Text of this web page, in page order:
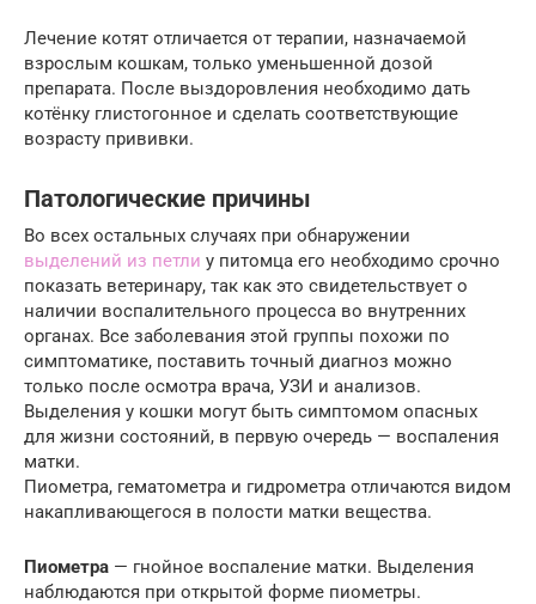
Лечение котят отличается от терапии, назначаемой
взрослым кошкам, только уменьшенной дозой
препарата. После выздоровления необходимо дать
котёнку глистогонное и сделать соответствующие
возрасту прививки.
Патологические причины
Во всех остальных случаях при обнаружении
выделений из петли у питомца его необходимо срочно
показать ветеринару, так как это свидетельствует о
наличии воспалительного процесса во внутренних
органах. Все заболевания этой группы похожи по
симптоматике, поставить точный диагноз можно
только после осмотра врача, УЗИ и анализов.
Выделения у кошки могут быть симптомом опасных
для жизни состояний, в первую очередь — воспаления
матки.
Пиометра, гематометра и гидрометра отличаются видом
накапливающегося в полости матки вещества.
Пиометра — гнойное воспаление матки. Выделения
наблюдаются при открытой форме пиометры.